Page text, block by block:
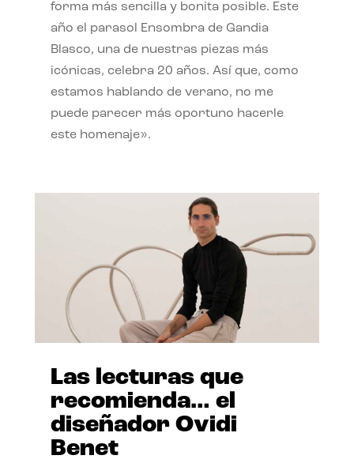
forma más sencilla y bonita posible. Este
año el parasol Ensombra de Gandia
Blasco, una de nuestras piezas más
icónicas, celebra 20 años. Así que, como
estamos hablando de verano, no me
puede parecer más oportuno hacerle
este homenaje».
Las lecturas que
recomienda… el
diseñador Ovidi
Benet